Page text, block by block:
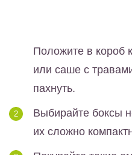
Положите в короб
или саше с
пахнуть.
Выбирайте боксы
их сложно